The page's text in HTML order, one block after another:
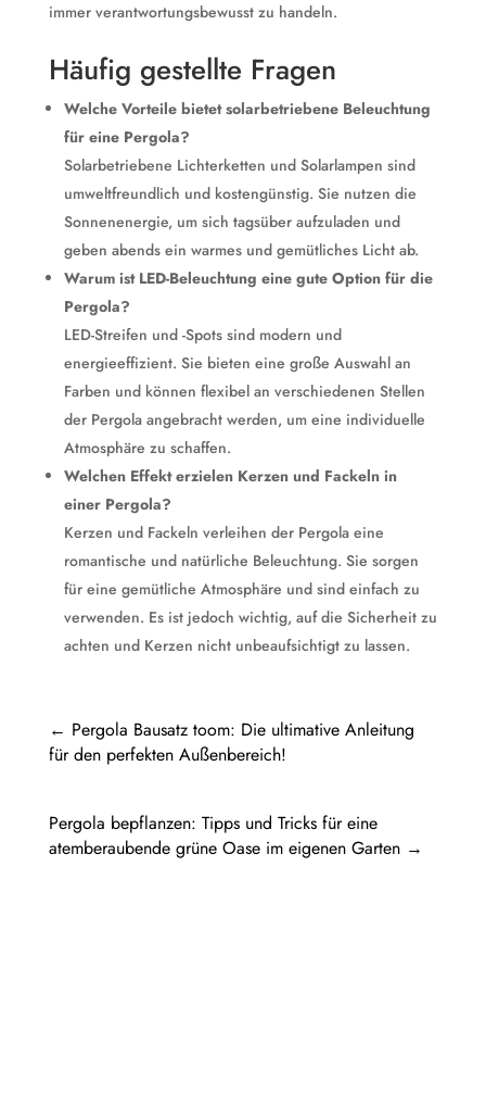
immer verantwortungsbewusst zu handeln.
Häufig gestellte Fragen
Welche Vorteile bietet solarbetriebene Beleuchtung
für eine Pergola?
Solarbetriebene Lichterketten und Solarlampen sind
umweltfreundlich und kostengünstig. Sie nutzen die
Sonnenenergie, um sich tagsüber aufzuladen und
geben abends ein warmes und gemütliches Licht ab.
Warum ist LED-Beleuchtung eine gute Option für die
Pergola?
LED-Streifen und -Spots sind modern und
energieeffizient. Sie bieten eine große Auswahl an
Farben und können flexibel an verschiedenen Stellen
der Pergola angebracht werden, um eine individuelle
Atmosphäre zu schaffen.
Welchen Effekt erzielen Kerzen und Fackeln in
einer Pergola?
Kerzen und Fackeln verleihen der Pergola eine
romantische und natürliche Beleuchtung. Sie sorgen
für eine gemütliche Atmosphäre und sind einfach zu
verwenden. Es ist jedoch wichtig, auf die Sicherheit zu
achten und Kerzen nicht unbeaufsichtigt zu lassen.
← Pergola Bausatz toom: Die ultimative Anleitung
für den perfekten Außenbereich!
Pergola bepflanzen: Tipps und Tricks für eine
atemberaubende grüne Oase im eigenen Garten→